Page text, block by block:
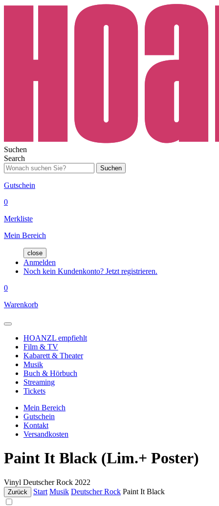
Suchen
Search
Suchen
Gutschein
0
Merkliste
Mein Bereich
close
Anmelden
Noch kein Kundenkonto? Jetzt registrieren.
0
Warenkorb
HOANZL empfiehlt
Film & TV
Kabarett & Theater
Musik
Buch & Hörbuch
Streaming
Tickets
Mein Bereich
Gutschein
Kontakt
Versandkosten
Paint It Black (Lim.+ Poster)
Vinyl Deutscher Rock 2022
Zurück Start Musik Deutscher Rock Paint It Black